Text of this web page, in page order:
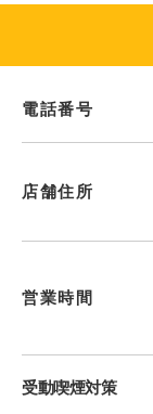
電話番号
店舗住所
営業時間
受動喫煙対策